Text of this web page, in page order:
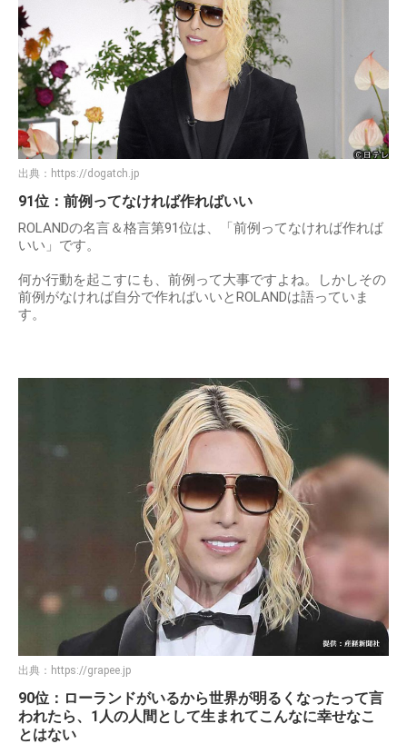
出典： https://dogatch.jp
91位：前例ってなければ作ればいい
ROLANDの名言＆格言第91位は、「前例ってなければ作れば
いい」です。
何か行動を起こすにも、前例って大事ですよね。しかしその
前例がなければ自分で作ればいいとROLANDは語っていま
す。
出典： https://grapee.jp
90位：ローランドがいるから世界が明るくなったって言
われたら、1人の人間として生まれてこんなに幸せなこ
とはない